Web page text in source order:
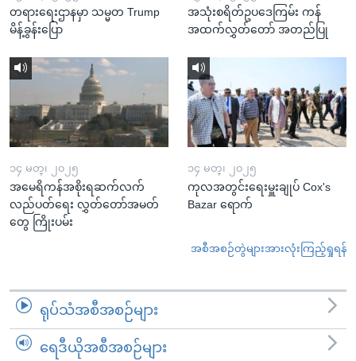
တရားရေးဌာနမှာ သမ္မတ Trump
မိန့်ခွန်းပြော
အသုံးစရိတ်ဥပဒေကြမ်း ကန်
အထက်လွှတ်တော် အတည်ပြု
၁၄ မတ္၊ ၂၀၂၅
အမေရိကန်အစိုးရဆက်လက်
လည်ပတ်ရေး လွှတ်တော်အမတ်
တွေ ကြိုးပမ်း
၁၄ မတ္၊ ၂၀၂၅
ကုလအတွင်းရေးမှူးချုပ် Cox's
Bazar ရောက်
အစီအစဉ်တွဲများအားလုံးကြည့်ရှုရန်
ရုပ်သံအစီအစဉ်များ
ရေဒီယိုအစီအစဉ်များ